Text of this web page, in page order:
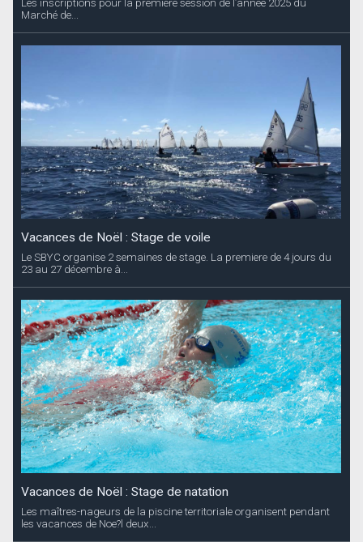
Les inscriptions pour la première session de l’année 2025 du
Marché de...
Vacances de Noël : Stage de voile
Le SBYC organise 2 semaines de stage. La premiere de 4 jours du
23 au 27 décembre à...
Vacances de Noël : Stage de natation
Les maîtres-nageurs de la piscine territoriale organisent pendant
les vacances de Noe?l deux...